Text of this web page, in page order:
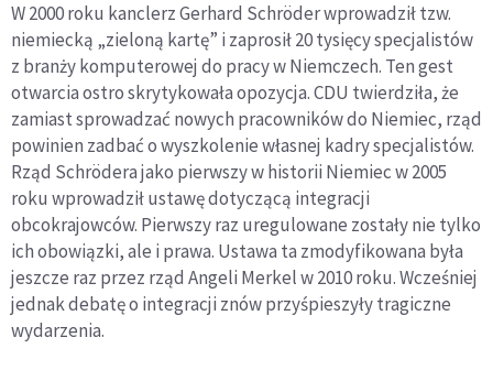
W 2000 roku kanclerz Gerhard Schröder wprowadził tzw.
niemiecką „zieloną kartę” i zaprosił 20 tysięcy specjalistów
z branży komputerowej do pracy w Niemczech. Ten gest
otwarcia ostro skrytykowała opozycja. CDU twierdziła, że
zamiast sprowadzać nowych pracowników do Niemiec, rząd
powinien zadbać o wyszkolenie własnej kadry specjalistów.
Rząd Schrödera jako pierwszy w historii Niemiec w 2005
roku wprowadził ustawę dotyczącą integracji
obcokrajowców. Pierwszy raz uregulowane zostały nie tylko
ich obowiązki, ale i prawa. Ustawa ta zmodyfikowana była
jeszcze raz przez rząd Angeli Merkel w 2010 roku. Wcześniej
jednak debatę o integracji znów przyśpieszyły tragiczne
wydarzenia.